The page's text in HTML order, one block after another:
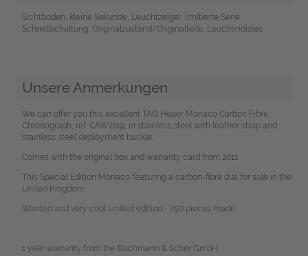
Sichtboden, kleine Sekunde, Leuchtzeiger, limitierte Serie,
Schnellschaltung, Originalzustand/Originalteile, Leuchtindizies
Unsere Anmerkungen
We can offer you this excellent TAG Heuer Monaco Carbon Fibre
Chronograph, ref. CAW2119, in stainless steel with leather strap and
stainless steel deployment buckle.
Comes with the original box and warranty card from 2011.
This Special Edition Monaco featuring a carbon-fibre dial for sale in the
United Kingdom.
Wanted and very cool limited edition - 250 pieces made.
1 year warranty from the Bachmann & Scher GmbH.